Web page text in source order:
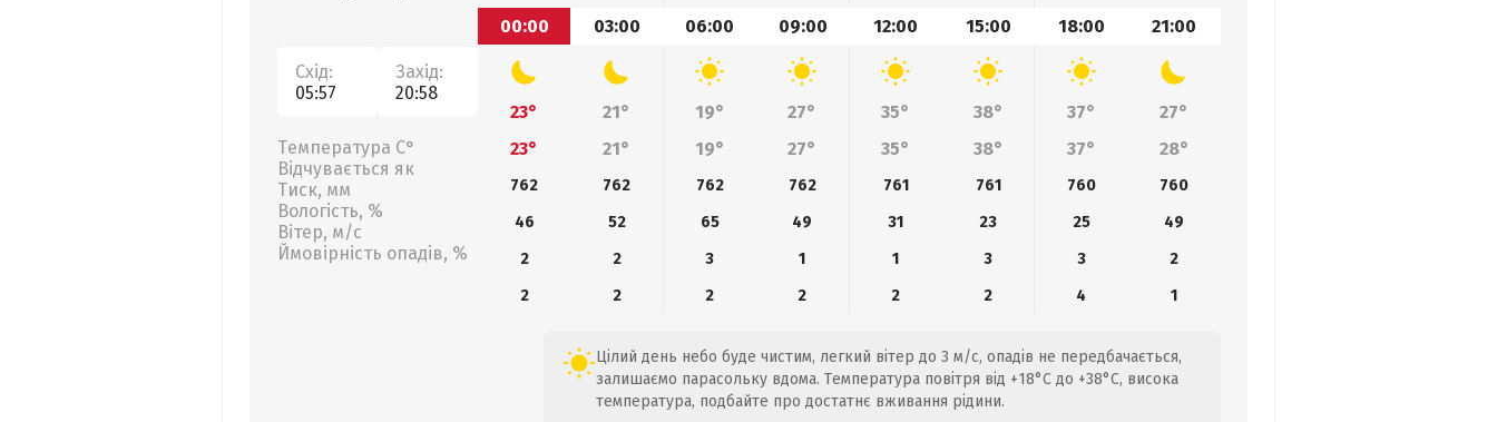
Схід:
05:57
Захід:
20:58
Температура С°
Відчувається як
Тиск, мм
Вологість, %
Вітер, м/с
Ймовірність опадів, %
00:00
03:00 06:00 09:00 12:00 15:00 18:00 21:00
23° 21° 19° 27° 35° 38° 37°
27°
23°
21° 19° 27° 35° 38° 37° 28°
762 762 762 762 761 761 760
760
46
52 65 49 31 23 25
49
2
2 3 1 1 3 3
2
2
2 2 2 2 2 4 1
Цілий день небо буде чистим, легкий вітер до 3 м/с, опадів не передбачається,
залишаємо парасольку вдома. Температура повітря від +18°C до +38°C, висока
температура, подбайте про достатнє вживання рідини.